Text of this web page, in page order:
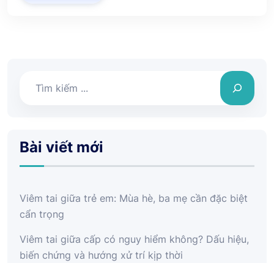
kiếm
Bài viết mới
Viêm tai giữa trẻ em: Mùa hè, ba mẹ cần đặc biệt
cẩn trọng
Viêm tai giữa cấp có nguy hiểm không? Dấu hiệu,
biến chứng và hướng xử trí kịp thời